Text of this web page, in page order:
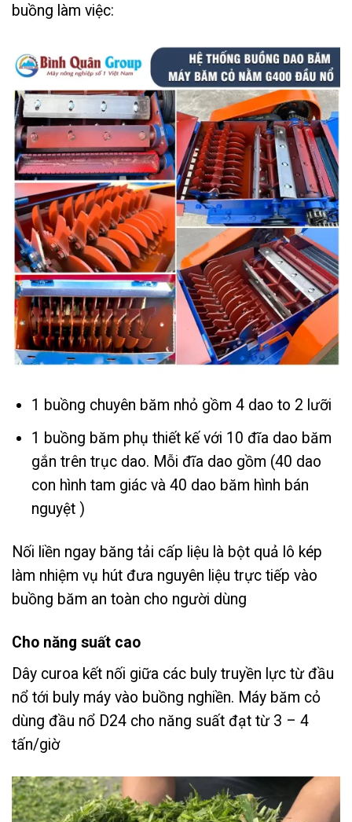
buồng làm việc:
1 buồng chuyên băm nhỏ gồm 4 dao to 2 lưỡi
1 buồng băm phụ thiết kế với 10 đĩa dao băm
gắn trên trục dao. Mỗi đĩa dao gồm (40 dao
con hình tam giác và 40 dao băm hình bán
nguyệt )
Nối liền ngay băng tải cấp liệu là bột quả lô kép
làm nhiệm vụ hút đưa nguyên liệu trực tiếp vào
buồng băm an toàn cho người dùng
Cho năng suất cao
Dây curoa kết nối giữa các buly truyền lực từ đầu
nổ tới buly máy vào buồng nghiền. Máy băm cỏ
dùng đầu nổ D24 cho năng suất đạt từ 3 – 4
tấn/giờ